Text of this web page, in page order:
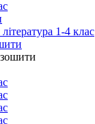
1-4 клас